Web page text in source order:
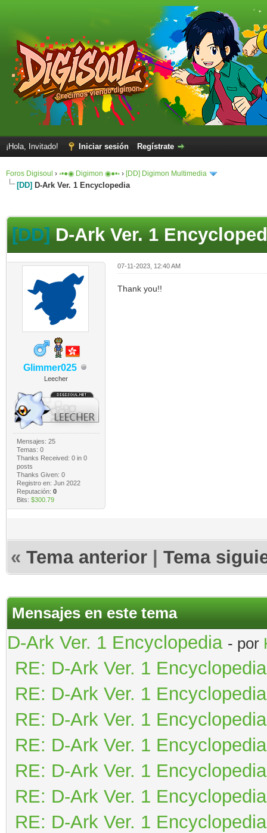
¡Hola, Invitado! Iniciar sesión Regístrate
Foros Digisoul › ◦•●◉ Digimon ◉●•◦ › [DD] Digimon Multimedia
[DD] D-Ark Ver. 1 Encyclopedia
[DD]D-Ark Ver. 1
Glimmer025
Leecher
Mensajes: 25
Temas: 0
Thanks Received: 0in 0
posts
Thanks Given: 0
Registro en: Jun 2022
Reputación: 0
Bits: $300.79
07-11-2023, 12:40 AM
Thank you!!
« Tema anterior Tema
Mensajes en este tema
D-Ark Ver. 1 Encyclopedia - por
RE: D-Ark Ver. 1 Encyclopedia
RE: D-Ark Ver. 1 Encyclopedia
RE: D-Ark Ver. 1 Encyclopedia
RE: D-Ark Ver. 1 Encyclopedia
RE: D-Ark Ver. 1 Encyclopedia
RE: D-Ark Ver. 1 Encyclopedia
RE: D-Ark Ver. 1 Encyclopedia